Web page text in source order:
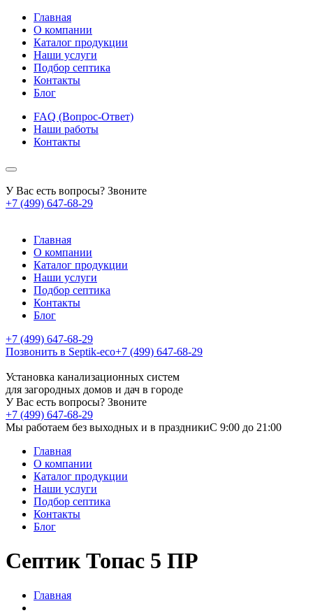
Главная
О компании
Каталог продукции
Наши услуги
Подбор септика
Контакты
Блог
FAQ (Вопрос-Ответ)
Наши работы
Контакты
У Вас есть вопросы? Звоните
+7 (499) 647-68-29
Главная
О компании
Каталог продукции
Наши услуги
Подбор септика
Контакты
Блог
+7 (499) 647-68-29
Позвонить в Septik-eco+7 (499) 647-68-29
Установка канализационных систем
для загородных домов и дач в городе
У Вас есть вопросы? Звоните
+7 (499) 647-68-29
Мы работаем без выходных и в праздникиC 9:00 до 21:00
Главная
О компании
Каталог продукции
Наши услуги
Подбор септика
Контакты
Блог
Септик Топас 5 ПР
Главная